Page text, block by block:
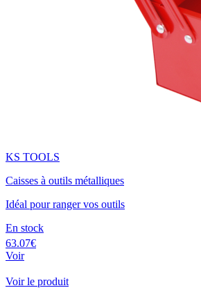
KS TOOLS
Caisses à outils métalliques
Idéal pour ranger vos outils
En stock
63.07€
Voir
Voir le produit